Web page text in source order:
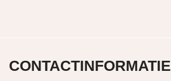
CONTACTINFORMATIE